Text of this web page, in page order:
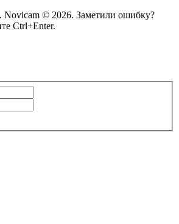
© 2026. Заметили ошибку?
Ctrl+Enter.